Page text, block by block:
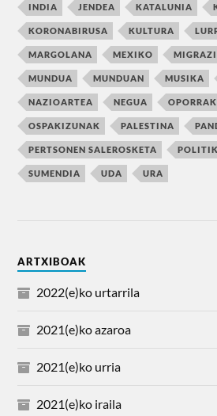
INDIA JENDEA KATALUNIA
KORONABIRUSA KULTURA
MARGOLANA MEXIKO
MUNDUA MUNDUAN MUSIKA
NAZIOARTEA NEGUA OPORRAK
OSPAKIZUNAK PALESTINA
PERTSONEN SALEROSKETA
SUMENDIA UDA URA
ARTXIBOAK
2022(e)ko urtarrila
2021(e)ko azaroa
2021(e)ko urria
2021(e)ko iraila